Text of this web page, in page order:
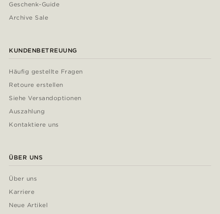
Geschenk-Guide
Archive Sale
KUNDENBETREUUNG
Häufig gestellte Fragen
Retoure erstellen
Siehe Versandoptionen
Auszahlung
Kontaktiere uns
ÜBER UNS
Über uns
Karriere
Neue Artikel